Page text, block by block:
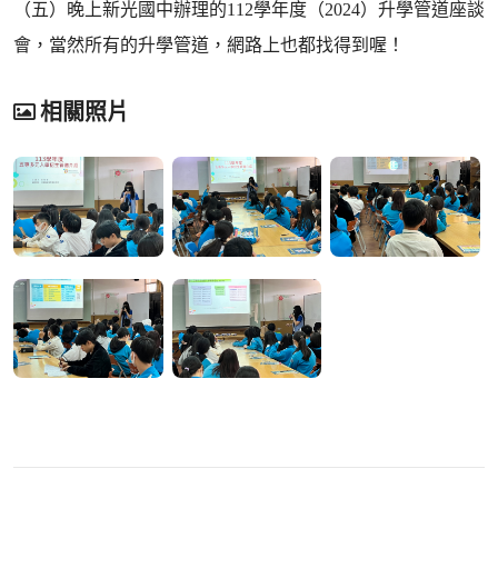
（五）晚上新光國中辦理的112學年度（2024）升學管道座談
會，當然所有的升學管道，網路上也都找得到喔！
相關照片